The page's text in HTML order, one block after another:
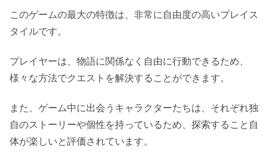
このゲームの最大の特徴は、非常に自由度の高いプレイス
タイルです。
プレイヤーは、物語に関係なく自由に行動できるため、
様々な方法でクエストを解決することができます。
また、ゲーム中に出会うキャラクターたちは、それぞれ独
自のストーリーや個性を持っているため、探索すること自
体が楽しいと評価されています。